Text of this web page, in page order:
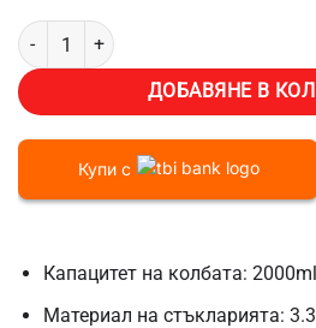
количество за Домашен дестилатор
ДОБАВЯНЕ В
Купи с
Капацитет на колбата:
Материал на стъкларията: